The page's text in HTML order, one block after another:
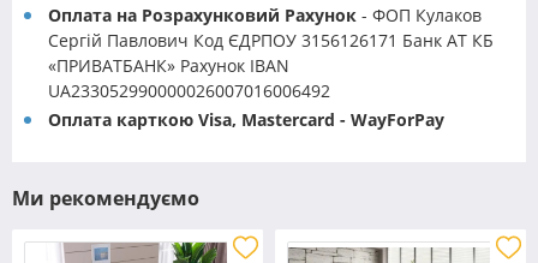
Оплата на Розрахунковий Рахунок - ФОП Кулаков
Сергій Павлович Код ЄДРПОУ 3156126171 Банк АТ КБ
«ПРИВАТБАНК» Рахунок IBAN
UA233052990000026007016006492
Оплата карткою Visa, Mastercard - WayForPay
Ми рекомендуємо